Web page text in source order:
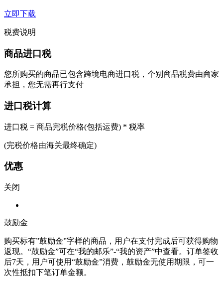
立即下载
税费说明
商品进口税
您所购买的商品已包含跨境电商进口税，个别商品税费由商家
承担，您无需再行支付
进口税计算
进口税 = 商品完税价格(包括运费) * 税率
(完税价格由海关最终确定)
优惠
关闭
鼓励金
购买标有”鼓励金”字样的商品，用户在支付完成后可获得购物
返现。“鼓励金”可在“我的邮乐”-“我的资产”中查看。订单签收
后7天，用户可使用“鼓励金”消费，鼓励金无使用期限，可一
次性抵扣下笔订单金额。